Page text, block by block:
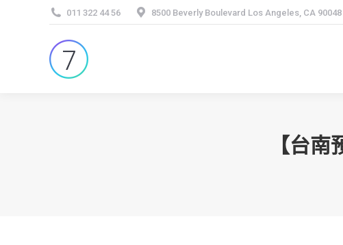
011 322 44 56 8500 Beverly Boulevard Los Angeles, CA 90048
【台